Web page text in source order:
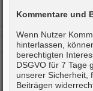
Kommentare und
Wenn Nutzer
hinterlassen,
berechtigten
DSGVO für 7 Tage
unserer Sicherheit,
Beiträgen